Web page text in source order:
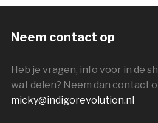
Neem contact op
Heb je vragen, info voor in de
wat delen? Neem dan contact
micky@indigorevolution.nl